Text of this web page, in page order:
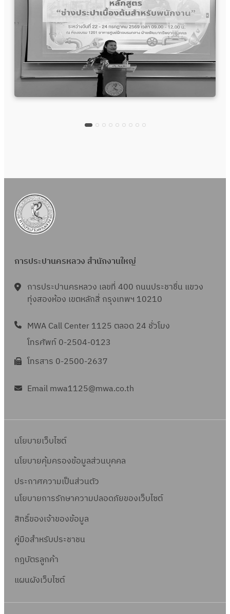
การประปานครหลวง สำนักงานใหญ่
การประปานครหลวง เลขที่ 400 ถนนประชาชื่น แขวง
ทุ่งสองห้อง เขตหลักสี่ กรุงเทพฯ 10210
MWA Call Center 1125 ตลอด 24 ชั่วโมง
โทรศัพท์ 0-2504-0123
โทรสาร 0-2500-2637
Email mwa1125@mwa.co.th
นโยบายเว็บไซต์
นโยบายคุ้มครองข้อมูลส่วนบุคคล
ประกาศความเป็นส่วนตัว
นโยบายการรักษาความปลอดภัยของเว็บไซต์
สิทธิ์ของเจ้าของข้อมูล
คู่มือสำหรับประชาชน
กฎบัตรลูกค้า
แผนผังเว็บไซต์